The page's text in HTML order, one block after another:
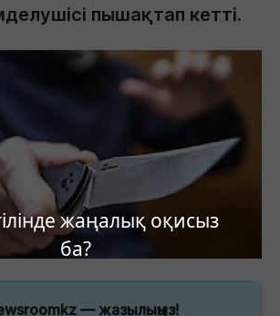
жаңалық оқисыз
ба?
пышақтап кетті.
— жазылыңыз!